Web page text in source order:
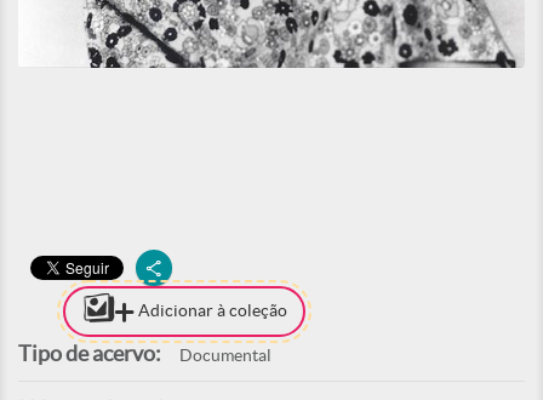
Adicionar à coleção
Tipo de acervo: Documental